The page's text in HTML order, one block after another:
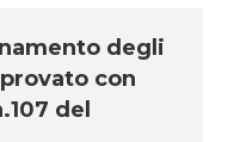
degli
con
del